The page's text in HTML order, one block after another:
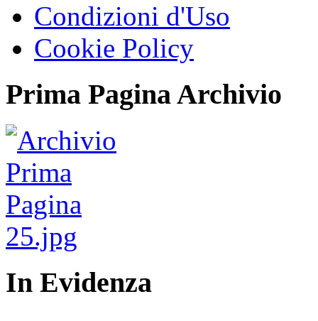
Condizioni d'Uso
Cookie Policy
Prima Pagina Archivio
In Evidenza